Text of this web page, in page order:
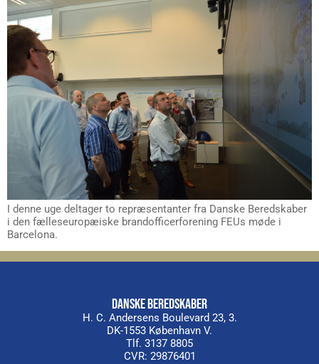
I denne uge deltager to repræsentanter fra Danske Beredskaber
i den fælleseuropæiske brandofficerforening FEUs møde i
Barcelona.
DANSKE BEREDSKABER
H. C. Andersens Boulevard 23, 3.
DK-1553 København V.
Tlf. 3137 8805
CVR: 29876401